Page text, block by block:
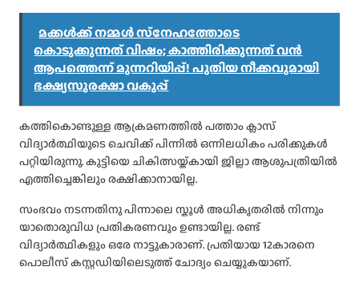
മക്കൾക്ക് നമ്മൾ സ്‌നേഹത്തോടെ
കൊടുക്കുന്നത് വിഷം; കാത്തിരിക്കുന്നത് വൻ
ആപത്തെന്ന് മുന്നറിയിപ്പ്! പുതിയ നീക്കവുമായി
ഭക്ഷ്യസുരക്ഷാ വകുപ്പ്
കത്തികൊണ്ടുള്ള ആക്രമണത്തിൽ പത്താം ക്ലാസ്
വിദ്യാർത്ഥിയുടെ ചെവിക്ക് പിന്നിൽ ഒന്നിലധികം പരിക്കുകൾ
പറ്റിയിരുന്നു. കുട്ടിയെ ചികിത്സയ്ക്കായി ജില്ലാ ആശുപത്രിയിൽ
എത്തിച്ചെങ്കിലും രക്ഷിക്കാനായില്ല.
സംഭവം നടന്നതിനു പിന്നാലെ സ്കൂൾ അധികൃതരിൽ നിന്നും
യാതൊരുവിധ പ്രതികരണവും ഉണ്ടായില്ല. രണ്ട്
വിദ്യാർത്ഥികളും ഒരേ നാട്ടുകാരാണ്. പ്രതിയായ 12കാരനെ
പൊലീസ് കസ്റ്റഡിയിലെടുത്ത് ചോദ്യം ചെയ്യുകയാണ്.